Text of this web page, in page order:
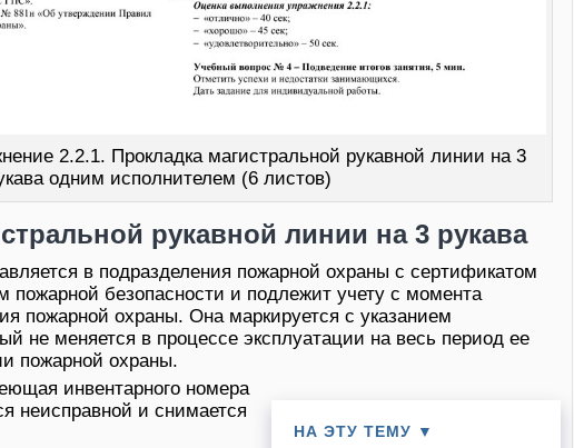
2.2.1. Прокладка магистральной рукавной линии на 3
одним исполнителем (6 листов)
рукавной линии на 3 рукава
в подразделения пожарной охраны с сертификатом
пожарной безопасности и подлежит учету с момента
пожарной охраны. Она маркируется с указанием
не меняется в процессе эксплуатации на весь период ее
пожарной охраны.
НА ЭТУ ТЕМУ ▼
инвентарного номера
неисправной и снимается